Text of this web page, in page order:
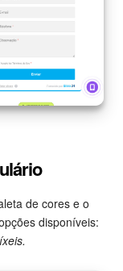
de cores e o
disponíveis: